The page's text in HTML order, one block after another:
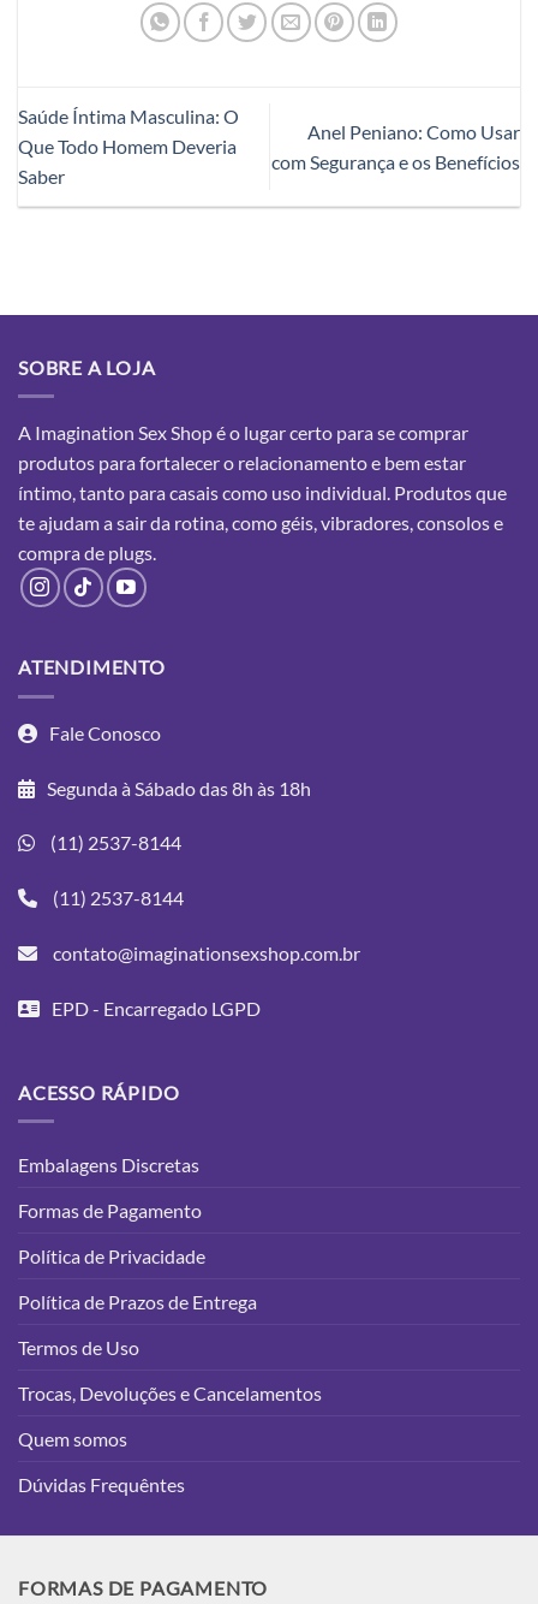
Saúde Íntima Masculina: O
Que Todo Homem Deveria
Saber
Anel Peniano: Como Usar
com Segurança e os Benefícios
SOBRE A LOJA
A Imagination Sex Shop é o lugar certo para se comprar
produtos para fortalecer o relacionamento e bem estar
íntimo, tanto para casais como uso individual. Produtos que
te ajudam a sair da rotina, como géis, vibradores, consolos e
comprade plugs.
ATENDIMENTO
Fale Conosco
Segunda à Sábado das 8h às 18h
(11) 2537-8144
(11) 2537-8144
contato@imaginationsexshop.com.br
EPD - Encarregado LGPD
ACESSO RÁPIDO
Embalagens Discretas
Formas de Pagamento
Política de Privacidade
Política de Prazos de Entrega
Termos de Uso
Trocas, Devoluções e Cancelamentos
Quem somos
Dúvidas Frequêntes
FORMAS DE PAGAMENTO